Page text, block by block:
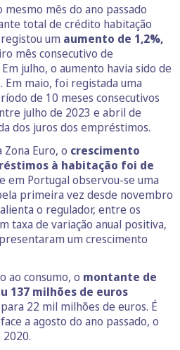
mês do ano passado
total de crédito habitação
um aumento de 1,2%,
mês consecutivo de
julho, o aumento havia sido de
Em maio, foi registada uma
de 10 meses consecutivos
julho de 2023 e abril de
dos juros dos empréstimos.
Euro, o crescimento
à habitação foi de
em Portugal observou-se uma
primeira vez desde novembro
o regulador, entre os
taxa de variação anual positiva,
um crescimento
ao consumo, o montante de
137 milhões de euros
22 mil milhões de euros. É
a agosto do ano passado, o